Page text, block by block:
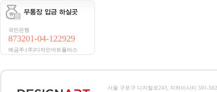
국민은행
873201-04-122929
예금주:(주)디자인아트플러스
서울 구로구 디지털로243, 지하이시티 501-